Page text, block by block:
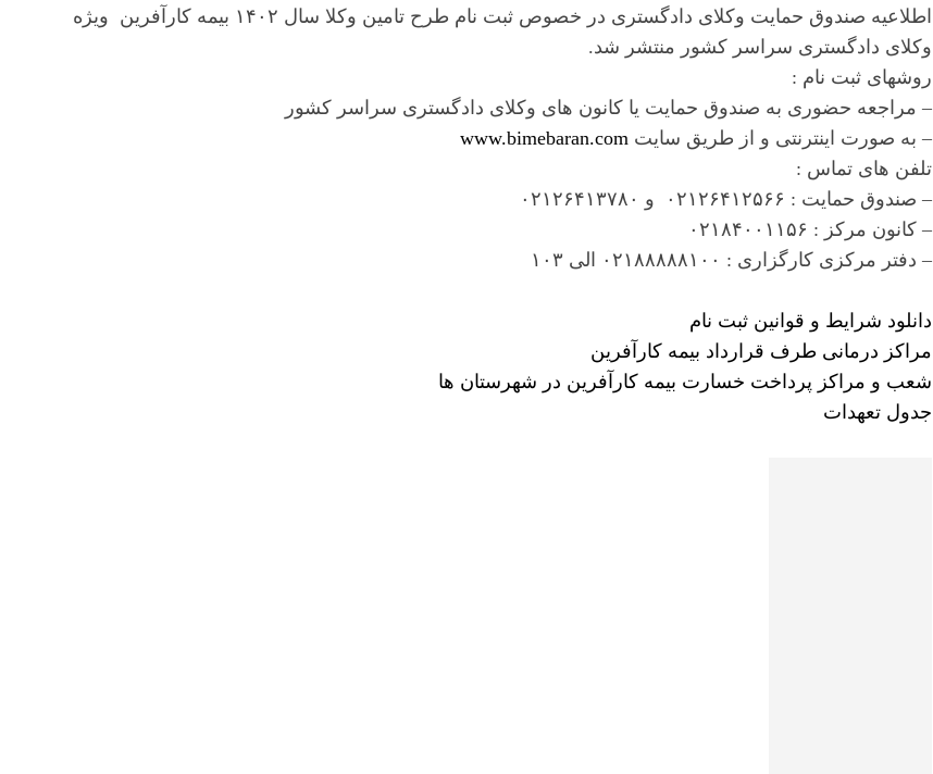
اطلاعیه صندوق حمایت وکلای دادگستری در خصوص ثبت نام طرح تامین وکلا سال ۱۴۰۲ بیمه کارآفرین ویژه
وکلای دادگستری سراسر کشور منتشر شد.
روشهای ثبت نام :
– مراجعه حضوری به صندوق حمایت یا کانون های وکلای دادگستری سراسر کشور
– به صورت اینترنتی و از طریق سایت www.bimebaran.com
تلفن های تماس :
– صندوق حمایت : ۰۲۱۲۶۴۱۲۵۶۶ و ۰۲۱۲۶۴۱۳۷۸۰
– کانون مرکز : ۰۲۱۸۴۰۰۱۱۵۶
– دفتر مرکزی کارگزاری : ۰۲۱۸۸۸۸۸۱۰۰ الی ۱۰۳
دانلود شرایط و قوانین ثبت نام
مراکز درمانی طرف قرارداد بیمه کارآفرین
شعب و مراکز پرداخت خسارت بیمه کارآفرین در شهرستان ها
جدول تعهدات